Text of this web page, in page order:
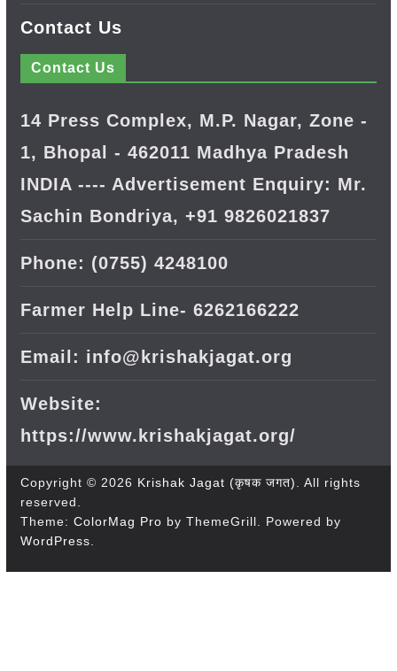
Contact Us
Contact Us
14 Press Complex, M.P. Nagar, Zone -
1, Bhopal - 462011 Madhya Pradesh
INDIA ---- Advertisement Enquiry: Mr.
Sachin Bondriya, +91 9826021837
Phone: (0755) 4248100
Farmer Help Line- 6262166222
Email: info@krishakjagat.org
Website:
https://www.krishakjagat.org/
Copyright © 2026 Krishak Jagat (कृषक जगत). All rights
reserved.
Theme: ColorMag Pro by ThemeGrill. Powered by
WordPress.